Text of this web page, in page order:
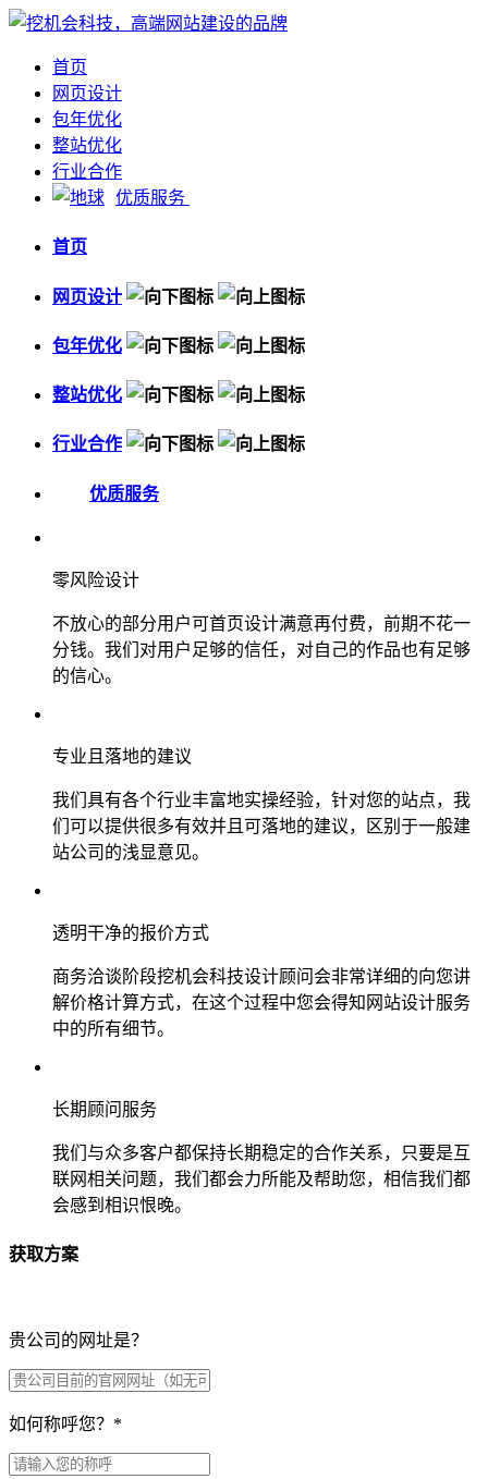
首页
网页设计
包年优化
整站优化
行业合作
优质服务
首页
网页设计
包年优化
整站优化
行业合作
优质服务
零风险设计
不放心的部分用户可首页设计满意再付费，前期不花一
分钱。我们对用户足够的信任，对自己的作品也有足够
的信心。
专业且落地的建议
我们具有各个行业丰富地实操经验，针对您的站点，我
们可以提供很多有效并且可落地的建议，区别于一般建
站公司的浅显意见。
透明干净的报价方式
商务洽谈阶段挖机会科技设计顾问会非常详细的向您讲
解价格计算方式，在这个过程中您会得知网站设计服务
中的所有细节。
长期顾问服务
我们与众多客户都保持长期稳定的合作关系，只要是互
联网相关问题，我们都会力所能及帮助您，相信我们都
会感到相识恨晚。
获取方案
贵公司的网址是？
如何称呼您？ *